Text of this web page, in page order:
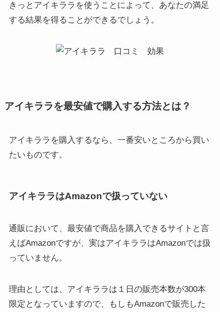
きっとアイキララを使うことによって、あなたの満足
する結果を得ることができるでしょう。
アイキララを最安値で購入する方法とは？
アイキララを購入するなら、一番安いところから買い
たいものです。
アイキララはAmazonで扱っていない
通販において、最安値で商品を購入できるサイトと言
えばAmazonですが、実はアイキララはAmazonでは扱
っていません。
理由としては、アイキララは１日の販売本数が300本
限定となっていますので、もしもAmazonで販売した